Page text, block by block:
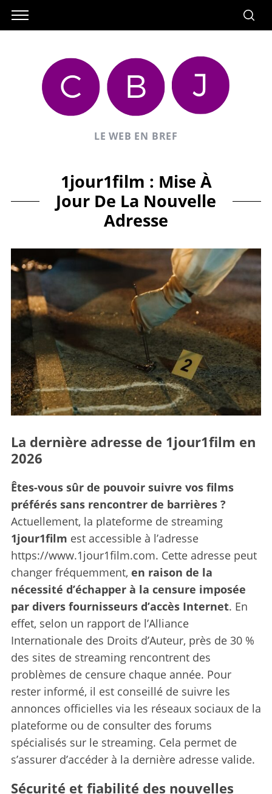
LE WEB EN BREF
1jour1film : Mise À
Jour De La Nouvelle
Adresse
La dernière adresse de 1jour1film en
2026
Êtes-vous sûr de pouvoir suivre vos films
préférés sans rencontrer de barrières ?
Actuellement, la plateforme de streaming
1jour1film est accessible à l’adresse
https://www.1jour1film.com. Cette adresse peut
changer fréquemment, en raison de la
nécessité d’échapper à la censure imposée
par divers fournisseurs d’accès Internet. En
effet, selon un rapport de l’Alliance
Internationale des Droits d’Auteur, près de 30 %
des sites de streaming rencontrent des
problèmes de censure chaque année. Pour
rester informé, il est conseillé de suivre les
annonces officielles via les réseaux sociaux de la
plateforme ou de consulter des forums
spécialisés sur le streaming. Cela permet de
s’assurer d’accéder à la dernière adresse valide.
Sécurité et fiabilité des nouvelles